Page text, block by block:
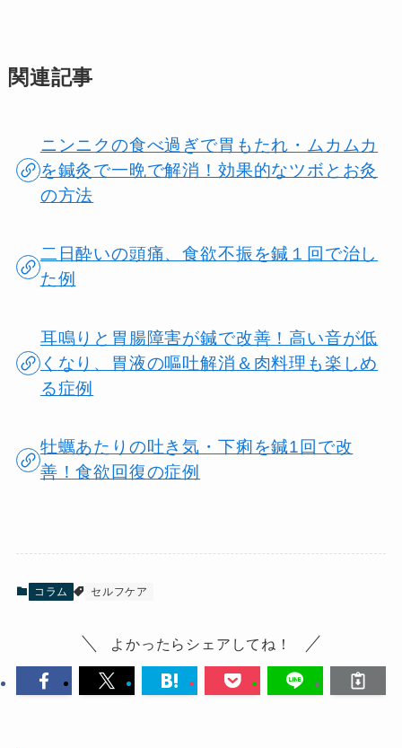
関連記事
ニンニクの食べ過ぎで胃もたれ・ムカムカ
を鍼灸で一晩で解消！効果的なツボとお灸
の方法
二日酔いの頭痛、食欲不振を鍼１回で治し
た例
耳鳴りと胃腸障害が鍼で改善！高い音が低
くなり、胃液の嘔吐解消＆肉料理も楽しめ
る症例
牡蠣あたりの吐き気・下痢を鍼1回で改
善！食欲回復の症例
コラム セルフケア
よかったらシェアしてね！